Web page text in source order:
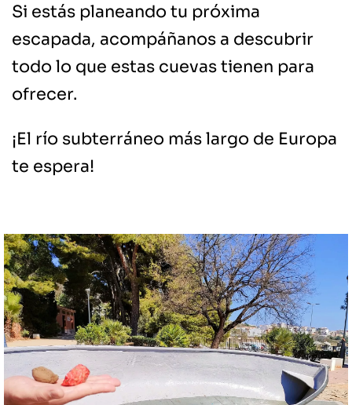
Si estás planeando tu próxima
escapada, acompáñanos a descubrir
todo lo que estas cuevas tienen para
ofrecer.
¡El río subterráneo más largo de Europa
te espera!